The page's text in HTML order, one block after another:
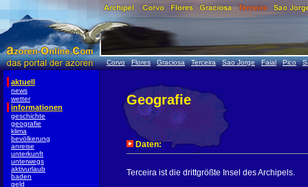
Corvo Flores Graciosa Terceira Sao Jorge Faial Pico
aktuell
news
wetter
informationen
geschichte
geografie
klima
bevölkerung
anreise
unterkunft
unterwegs
aktivurlaub
baden
geld
Geografie
Daten:
Terceira ist die drittgrößte Insel des Archipels.